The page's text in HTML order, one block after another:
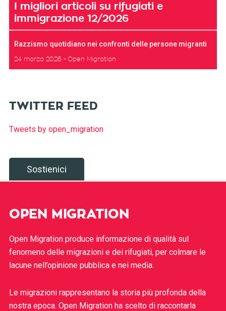
I migliori articoli su rifugiati e
immigrazione 12/2026
Razzismo quotidiano nei confronti delle persone migranti
24 marzo 2026 Open Migration
TWITTER FEED
Tweets by open_migration
Sostienici
OPEN MIGRATION
Open Migration produce informazione di qualità sul
fenomeno delle migrazioni e dei rifugiati, per colmare le
lacune nell’opinione pubblica e nei media.
Le migrazioni rappresentano la storia più profonda della
nostra epoca. Open Migration ha scelto di raccontarla